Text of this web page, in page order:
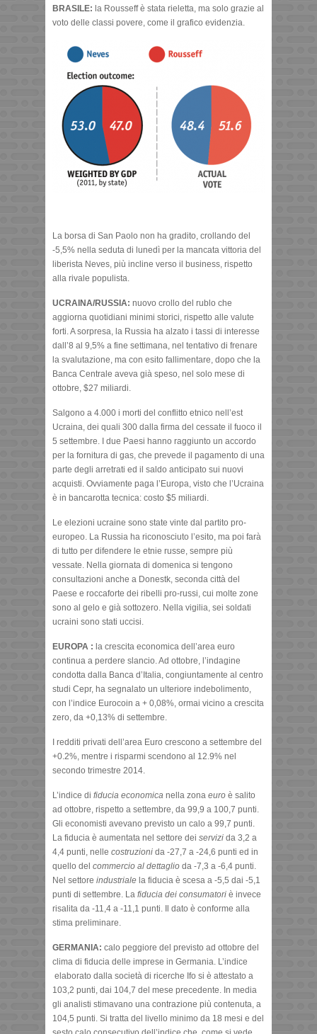
BRASILE: la Rousseff è stata rieletta, ma solo grazie al
voto delle classi povere, come il grafico evidenzia.
La borsa di San Paolo non ha gradito, crollando del
-5,5% nella seduta di lunedì per la mancata vittoria del
liberista Neves, più incline verso il business, rispetto
alla rivale populista.
UCRAINA/RUSSIA: nuovo crollo del rublo che
aggiorna quotidiani minimi storici, rispetto alle valute
forti. A sorpresa, la Russia ha alzato i tassi di interesse
dall’8 al 9,5% a fine settimana, nel tentativo di frenare
la svalutazione, ma con esito fallimentare, dopo che la
Banca Centrale aveva già speso, nel solo mese di
ottobre, $27 miliardi.
Salgono a 4.000 i morti del conflitto etnico nell’est
Ucraina, dei quali 300 dalla firma del cessate il fuoco il
5 settembre. I due Paesi hanno raggiunto un accordo
per la fornitura di gas, che prevede il pagamento di una
parte degli arretrati ed il saldo anticipato sui nuovi
acquisti. Ovviamente paga l’Europa, visto che l’Ucraina
è in bancarotta tecnica: costo $5 miliardi.
Le elezioni ucraine sono state vinte dal partito pro-
europeo. La Russia ha riconosciuto l’esito, ma poi farà
di tutto per difendere le etnie russe, sempre più
vessate. Nella giornata di domenica si tengono
consultazioni anche a Donestk, seconda città del
Paese e roccaforte dei ribelli pro-russi, cui molte zone
sono al gelo e già sottozero. Nella vigilia, sei soldati
ucraini sono stati uccisi.
EUROPA : la crescita economica dell’area euro
continua a perdere slancio. Ad ottobre, l’indagine
condotta dalla Banca d’Italia, congiuntamente al centro
studi Cepr, ha segnalato un ulteriore indebolimento,
con l’indice Eurocoin a + 0,08%, ormai vicino a crescita
zero, da +0,13% di settembre.
I redditi privati dell’area Euro crescono a settembre del
+0.2%, mentre i risparmi scendono al 12.9% nel
secondo trimestre 2014.
L’indice di fiducia economica nella zona euro è salito
ad ottobre, rispetto a settembre, da 99,9 a 100,7 punti.
Gli economisti avevano previsto un calo a 99,7 punti.
La fiducia è aumentata nel settore dei servizi da 3,2 a
4,4 punti, nelle costruzioni da -27,7 a -24,6 punti ed in
quello del commercio al dettaglio da -7,3 a -6,4 punti.
Nel settore industriale la fiducia è scesa a -5,5 dai -5,1
punti di settembre. La fiducia dei consumatori è invece
risalita da -11,4 a -11,1 punti. Il dato è conforme alla
stima preliminare.
GERMANIA: calo peggiore del previsto ad ottobre del
clima di fiducia delle imprese in Germania. L’indice
elaborato dalla società di ricerche Ifo si è attestato a
103,2 punti, dai 104,7 del mese precedente. In media
gli analisti stimavano una contrazione più contenuta, a
104,5 punti. Si tratta del livello minimo da 18 mesi e del